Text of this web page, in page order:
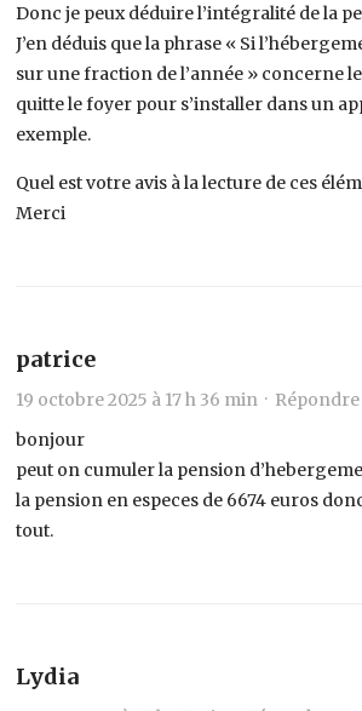
Donc je peux déduire l’intégralité de la
J’en déduis que la phrase « Si
sur une fraction de l’année » concerne
quitte le foyer pour s’installer dans un
exemple.
Quel est votre avis à la lecture de ces
Merci
patrice
19 octobre 2025 à 17 h 36 min · Répondre
bonjour
peut on cumuler la pension
la pension en especes de 6674 euros
tout.
Lydia